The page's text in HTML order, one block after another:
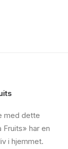
med dette
har en
i hjemmet.